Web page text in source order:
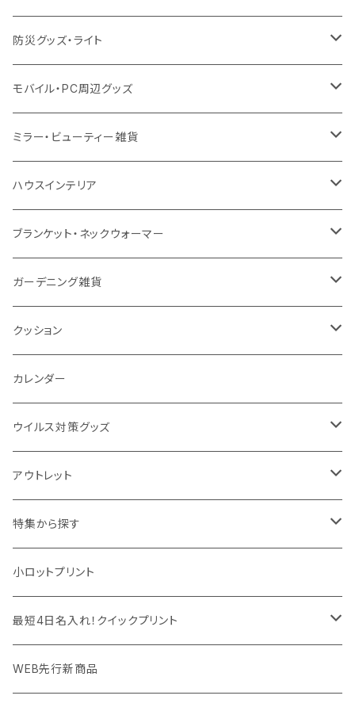
保冷
スウェット
不織布
保冷
EVA
防水
ナイロン
ポリエステル
リネン
カスタムデザインボトル
アルミタンブラー
バンブータンブラー
コーヒー配合タンブラー
カスタムデザインタンブラー
バンブー
コーヒー配合
プラスチック
陶器
磁器マグ・湯呑
カスタムデザイン
フードポット
コースター
ドリンク用品
保存容器
キッチンツール
単色ボールペン
多機能ペン
ペンケース
メモ
ノート
付箋
トレイ
パットカバー、ブックカバー
IDケース、パスケース、コインケース
デスク周辺
防災グッズ・ライト
防災セット
ラジオ・スピーカー
ハンディライト
デスクライト
付属ライト
ランタン
非常食
モバイル・PC周辺グッズ
チャージャー
充電器
モバイルスタンド
モバイルリング
アクセサリー・スマホケース
タッチペン
USBケーブル・ハブ
イヤホン・ヘッドフォン
マウスパッド
モバイル周辺グッズ
PC周辺グッズ
ミラー・ビューティー雑貨
折りたたみ式ミラー
スライド式ミラー
ケース付きミラー
手持ちミラー
ビューティー雑貨
ハウスインテリア
ピクチャーボード、ポスター
フォトフレーム、スタンド
キーホルダー
時計
ブランケット・ネックウォーマー
ブランケット
ネックウォーマー
マフラー・ストール
ガーデニング雑貨
F.O.B COOP
クッション
折りたたみクッション
カレンダー
ウイルス対策グッズ
除菌グッズ
パーテーション
マスク・フェイスシールド
測定・測量用品
加湿器・オゾン発生器
アウトレット
アウトレット
ドリンクフェア
ボトル・タンブラー
ポーチ・巾着
特集から探す
エンタメグッズ・イベント会場物販品
ご当地グッズ・オリジナルお土産品
フルカラー印刷ノベルティ
小ロットプリント
最短4日名入れ！クイックプリント
クイック印刷対応トートバッグ・エコバッグ
WEB先行新商品